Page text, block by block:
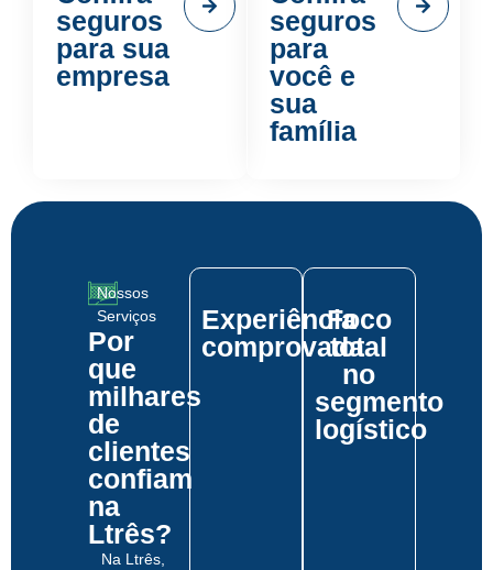
seguros
para sua
empresa
seguros
para
você e
sua
família
Nossos
Serviços
Por
que
milhares
de
clientes
confiam
na
Ltrês?
Na Ltrês,
Experiência
comprovada
Foco
total
no
segmento
logístico